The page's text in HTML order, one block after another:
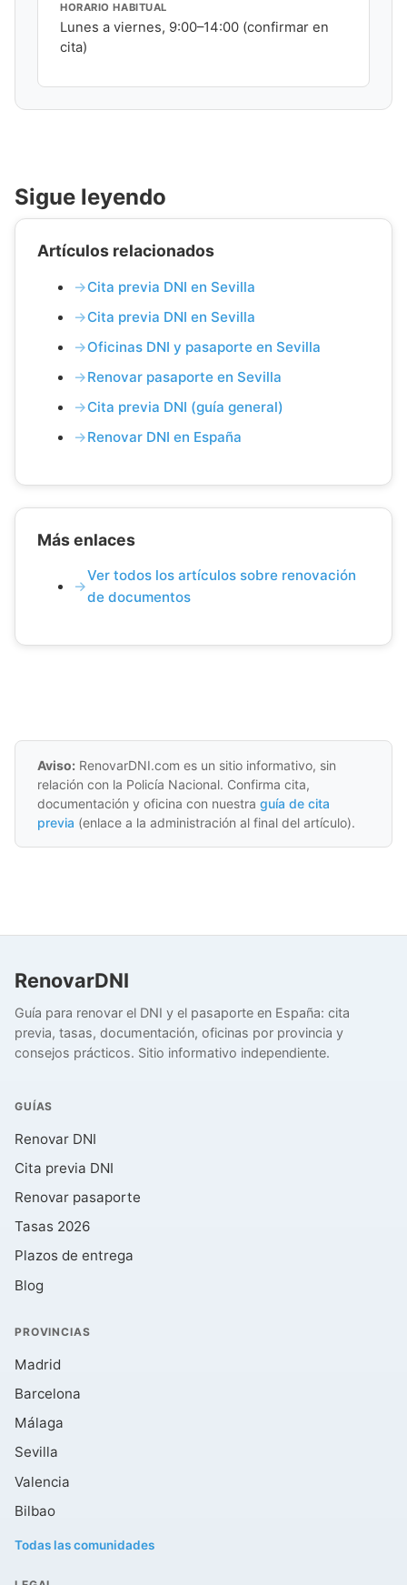
HORARIO HABITUAL
Lunes a viernes, 9:00–14:00 (confirmar en
cita)
Sigue leyendo
Artículos relacionados
Cita previa DNI en Sevilla
Cita previa DNI en Sevilla
Oficinas DNI y pasaporte en Sevilla
Renovar pasaporte en Sevilla
Cita previa DNI (guía general)
Renovar DNI en España
Más enlaces
Ver todos los artículos sobre renovación
de documentos
Aviso: RenovarDNI.com es un sitio informativo, sin
relación con la Policía Nacional. Confirma cita,
documentación y oficina con nuestra guía de cita
previa (enlace a la administración al final del artículo).
RenovarDNI
Guía para renovar el DNI y el pasaporte en España: cita
previa, tasas, documentación, oficinas por provincia y
consejos prácticos. Sitio informativo independiente.
GUÍAS
Renovar DNI
Cita previa DNI
Renovar pasaporte
Tasas 2026
Plazos de entrega
Blog
PROVINCIAS
Madrid
Barcelona
Málaga
Sevilla
Valencia
Bilbao
Todas las comunidades